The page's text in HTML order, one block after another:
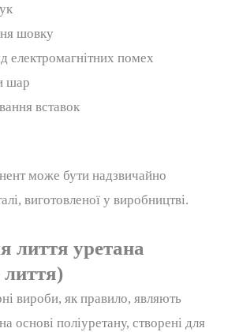
шовку
електромагнітних помех
шар
вставок
може бути надзвичайно
виготовленої у виробництві.
лиття уретана
вироби, як правило, являють
основі поліуретану, створені для